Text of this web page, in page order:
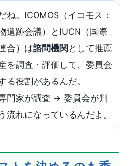
ね。ICOMOS（イコモス：
遺跡会議）とIUCN（国際
合）は諮問機関 として推薦
を調査・評価して、委員会
る役割があるんだ。
門家が調査 → 委員会が判
流れになっているんだよ。